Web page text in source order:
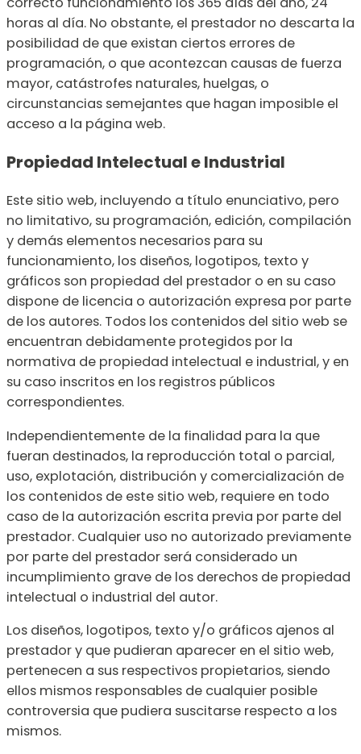
horas al día. No obstante, el prestador no descarta la
posibilidad de que existan ciertos errores de
programación, o que acontezcan causas de fuerza
mayor, catástrofes naturales, huelgas, o
circunstancias semejantes que hagan imposible el
acceso a la página web.
Propiedad Intelectual e Industrial
Este sitio web, incluyendo a título enunciativo, pero
no limitativo, su programación, edición, compilación
y demás elementos necesarios para su
funcionamiento, los diseños, logotipos, texto y
gráficos son propiedad del prestador o en su caso
dispone de licencia o autorización expresa por parte
de los autores. Todos los contenidos del sitio web se
encuentran debidamente protegidos por la
normativa de propiedad intelectual e industrial, y en
su caso inscritos en los registros públicos
correspondientes.
Independientemente de la finalidad para la que
fueran destinados, la reproducción total o parcial,
uso, explotación, distribución y comercialización de
los contenidos de este sitio web, requiere en todo
caso de la autorización escrita previa por parte del
prestador. Cualquier uso no autorizado previamente
por parte del prestador será considerado un
incumplimiento grave de los derechos de propiedad
intelectual o industrial del autor.
Los diseños, logotipos, texto y/o gráficos ajenos al
prestador y que pudieran aparecer en el sitio web,
pertenecen a sus respectivos propietarios, siendo
ellos mismos responsables de cualquier posible
controversia que pudiera suscitarse respecto a los
mismos.